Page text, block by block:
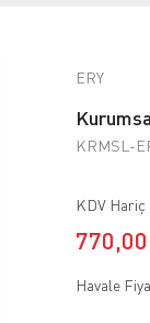
ERY
KRMSL-
KDV Hariç
Havale